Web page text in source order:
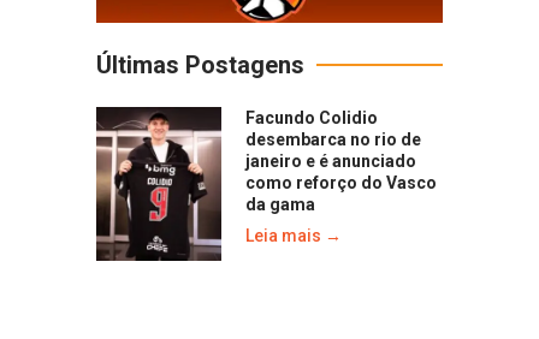
Últimas Postagens
Facundo Colidio
desembarca no rio de
janeiro e é anunciado
como reforço do Vasco
da gama
Leia mais →